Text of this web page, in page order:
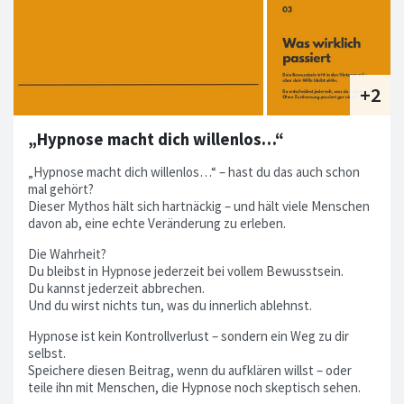
„Hypnose macht dich willenlos…“
„Hypnose macht dich willenlos…“ – hast du das auch schon
mal gehört?
Dieser Mythos hält sich hartnäckig – und hält viele Menschen
davon ab, eine echte Veränderung zu erleben.
Die Wahrheit?
Du bleibst in Hypnose jederzeit bei vollem Bewusstsein.
Du kannst jederzeit abbrechen.
Und du wirst nichts tun, was du innerlich ablehnst.
Hypnose ist kein Kontrollverlust – sondern ein Weg zu dir
selbst.
Speichere diesen Beitrag, wenn du aufklären willst – oder
teile ihn mit Menschen, die Hypnose noch skeptisch sehen.